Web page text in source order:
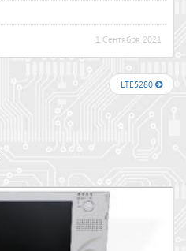
1 Сентября 2021
LTE5280